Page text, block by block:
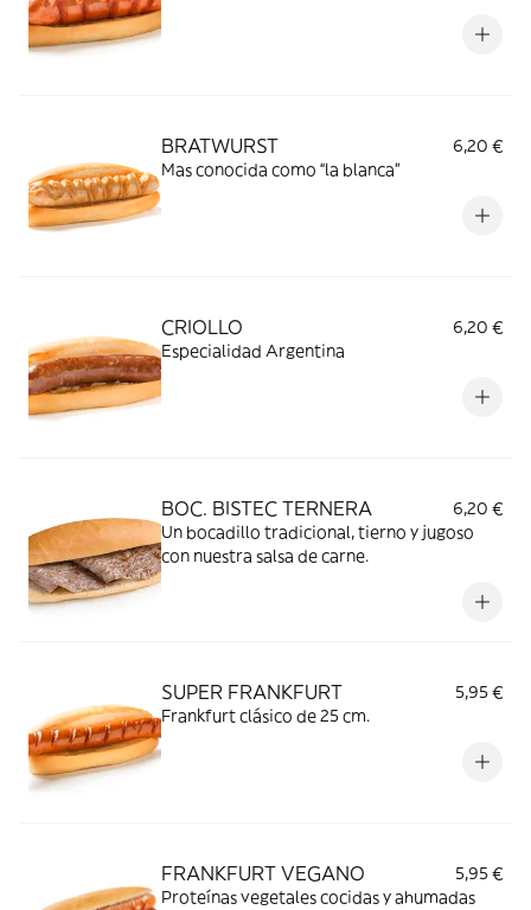
BRATWURST
6,20 €
Mas conocida como “la blanca”
CRIOLLO
6,20 €
Especialidad Argentina
BOC. BISTEC TERNERA
6,20 €
Un bocadillo tradicional, tierno y jugoso
con nuestra salsa de carne.
SUPER FRANKFURT
5,95 €
Frankfurt clásico de 25 cm.
FRANKFURT VEGANO
5,95 €
Proteínas vegetales cocidas y ahumadas